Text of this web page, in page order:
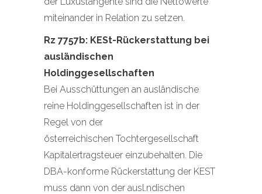
miteinander in Relation zu setzen.
Rz 7757b: KESt-Rückerstattung bei
ausländischen
Holdinggesellschaften
Bei Ausschüttungen an ausländische
reine Holdinggesellschaften ist in der
Regel von der
österreichischen Tochtergesellschaft
Kapitalertragsteuer einzubehalten. Die
DBA-konforme Rückerstattung der KEST
muss dann von der ausl.ndischen